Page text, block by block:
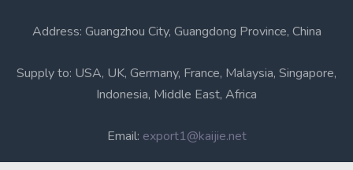
Address: Guangzhou City, Guangdong Province, China
Supply to: USA, UK, Germany, France, Malaysia, Singapore,
Indonesia, Middle East, Africa
Email: export1@kaijie.net